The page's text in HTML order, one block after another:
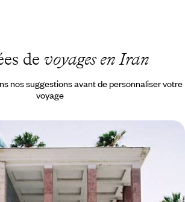
de voyages en Iran
nos suggestions avant de personnaliser votre
voyage
Persépolis - L'Iran essentiel
: le meilleur de l’Iran en un seul voyage